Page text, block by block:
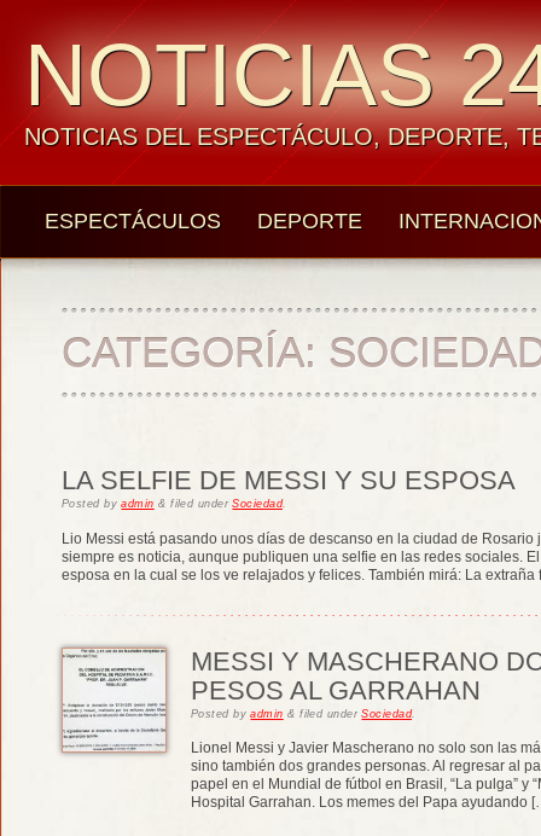
NOTICIAS
NOTICIAS DEL ESPECTÁCULO, DEPORTE,
ESPECTÁCULOS DEPORTE
CATEGORÍA:
LA SELFIE DE MESSI Y SU ESPOSA
Postedbyadmin & filed underSociedad.
Lio Messi está pasando unos días de descanso en la ciudad de Rosario
siempre es noticia, aunque publiquen una selfie en las redes sociales.
esposa en la cual se los ve relajados y felices. También mirá: La
MESSI Y MASCHERANO
PESOS AL GARRAHAN
Postedbyadmin & filed underSociedad.
Lionel Messi y Javier Mascherano no solo son las
sino también dos grandes personas. Al regresar al
papel en el Mundial de fútbol en Brasil, “La pulga” y
Hospital Garrahan. Los memes del Papa ayudando